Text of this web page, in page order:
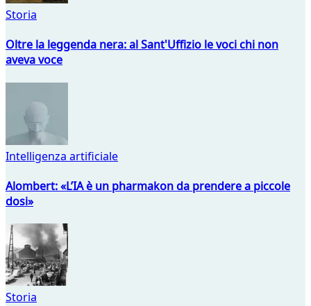
Storia
Oltre la leggenda nera: al Sant'Uffizio le voci chi non
aveva voce
Intelligenza artificiale
Alombert: «L’IA è un pharmakon da prendere a piccole
dosi»
Storia